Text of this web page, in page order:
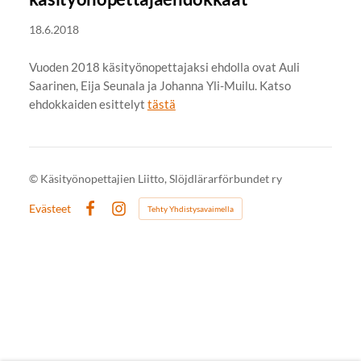
18.6.2018
Vuoden 2018 käsityönopettajaksi ehdolla ovat Auli
Saarinen, Eija Seunala ja Johanna Yli-Muilu. Katso
ehdokkaiden esittelyt tästä
© Käsityönopettajien Liitto, Slöjdlärarförbundet ry
Evästeet
Instagram
Tehty Yhdistysavaimella